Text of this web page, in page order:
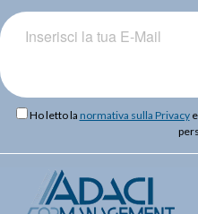
Ho letto la normativa sulla Privacye